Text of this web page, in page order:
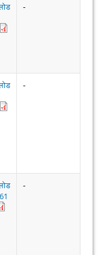
-
-
-